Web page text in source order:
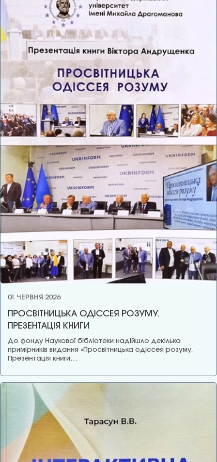
01 ЧЕРВНЯ 2026
ПРОСВІТНИЦЬКА ОДІССЕЯ РОЗУМУ.
ПРЕЗЕНТАЦІЯ КНИГИ
До фонду Наукової бібліотеки надійшло декілька
примірників видання «Просвітницька одіссея розуму.
Презентація книги…